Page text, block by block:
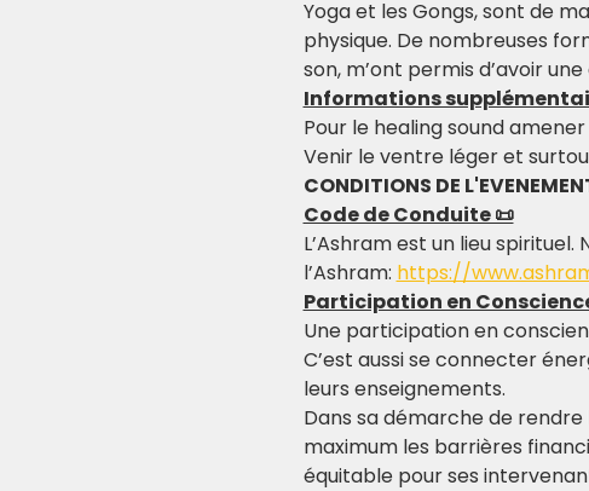
Yoga et les Gongs, sont de
physique. De nombreuses
son, m’ont permis d’avoir
Informations
Pour le healing sound
Venir le ventre léger et
CONDITIONS DE
Code de Conduite 📜
L’Ashram est un lieu
l’Ashram: https://
Participation en
Une participation en
C’est aussi se connecter
leurs enseignements.
Dans sa démarche de rendre
maximum les barrières
équitable pour ses